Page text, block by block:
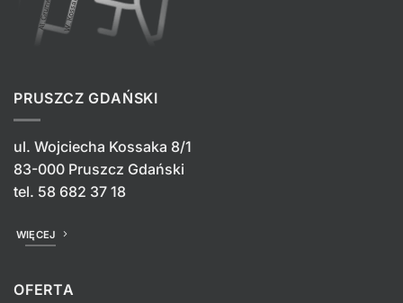
PRUSZCZ GDAŃSKI
ul. Wojciecha Kossaka 8/1
83-000 Pruszcz Gdański
tel. 58 682 37 18
WIĘCEJ
OFERTA